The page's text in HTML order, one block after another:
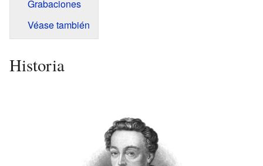
Grabaciones
Véase también
Historia